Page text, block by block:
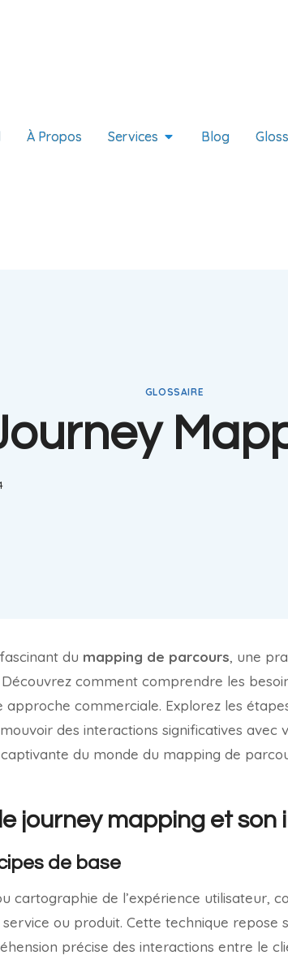
À Propos Services Blog
GLOSSAIRE
du mapping de parcours, une
Découvrez comment comprendre les
commerciale. Explorez les
des interactions significatives avec
du monde du mapping de
journey mapping et son
de base
cartographie de l’expérience utilisateur,
service ou produit. Cette technique repose
précise des interactions entre le